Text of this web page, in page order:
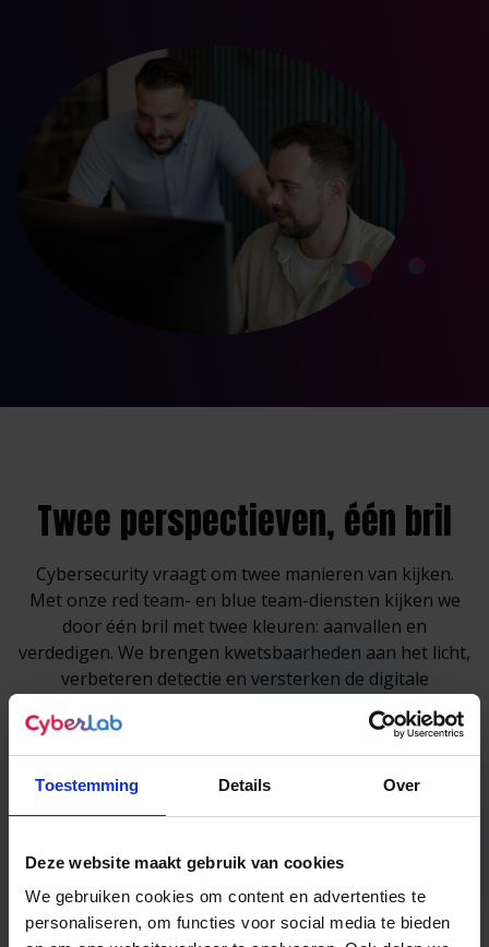
Toestemming Details Over
Deze website maakt gebruik van cookies
We gebruiken cookies om content en advertenties te
personaliseren, om functies voor social media te bieden
Twee perspectieven, één bril
Cybersecurity vraagt om twee manieren van kijken.
Met onze red team- en blue team-diensten kijken we
door één bril met twee kleuren: aanvallen en
verdedigen. We brengen kwetsbaarheden aan het licht,
verbeteren detectie en versterken de digitale
weerbaarheid van uw organisatie.
Blue team